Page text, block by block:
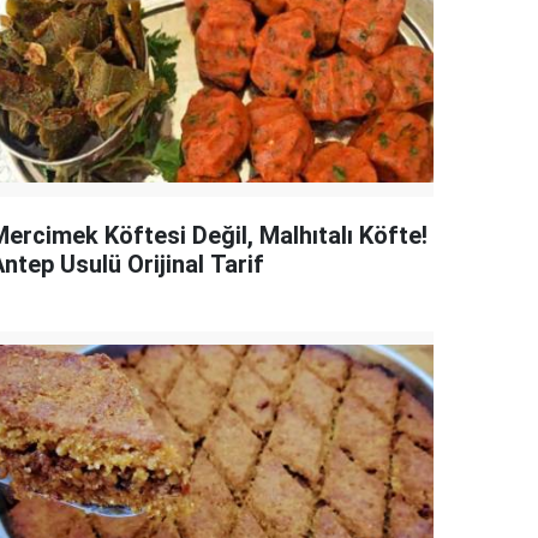
Köftesi Değil, Malhıtalı Köfte!
Usulü Orijinal Tarif